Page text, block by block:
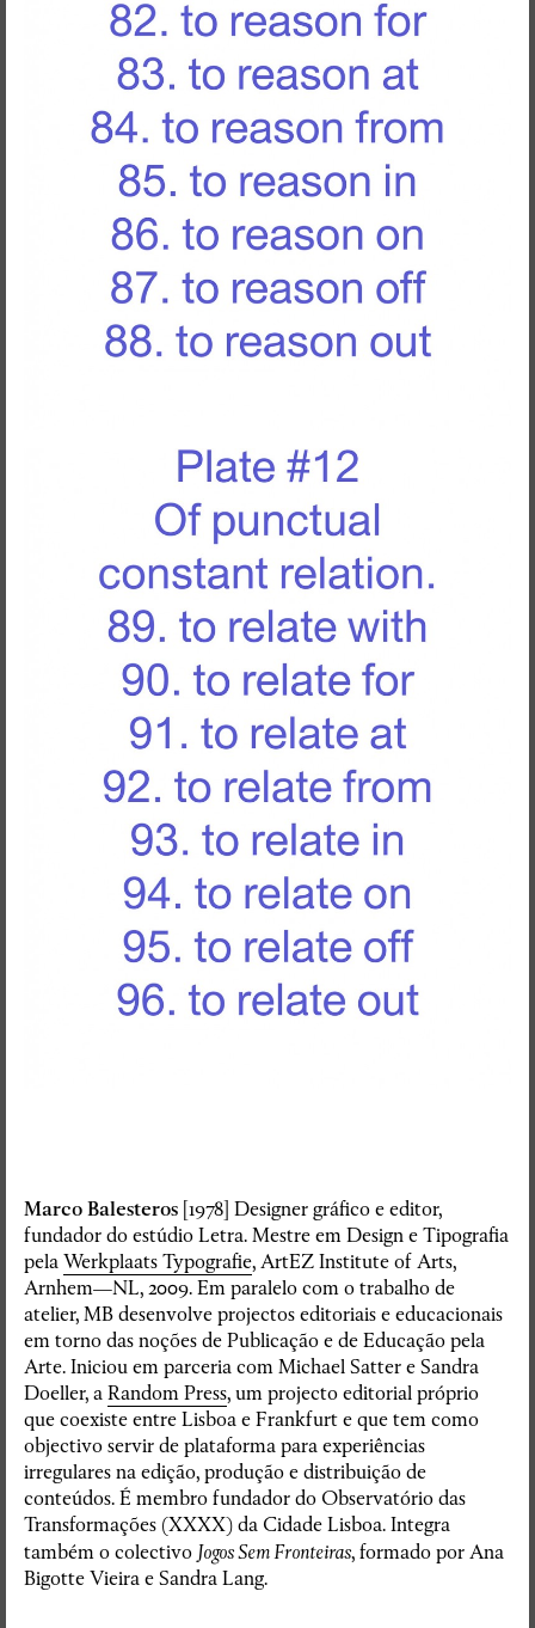
Marco Balesteros [1978] Designer gráfico e editor,
fundador do estúdio Letra. Mestre em Design e Tipografia
pelaWerkplaats Typografie, ArtEZ Institute of Arts,
Arnhem—NL, 2009. Em paralelo com o trabalho de
atelier, MB desenvolve projectos editoriais e educacionais
em torno das noções de Publicação e de Educação pela
Arte. Iniciou em parceria com Michael Satter e Sandra
Doeller, aRandom Press, um projecto editorial próprio
que coexiste entre Lisboa e Frankfurt e que tem como
objectivo servir de plataforma para experiências
irregulares na edição, produção e distribuição de
conteúdos. É membro fundador do Observatório das
Transformações (XXXX) da Cidade Lisboa. Integra
também o colectivo Jogos Sem Fronteiras, formado por Ana
Bigotte Vieira e Sandra Lang.